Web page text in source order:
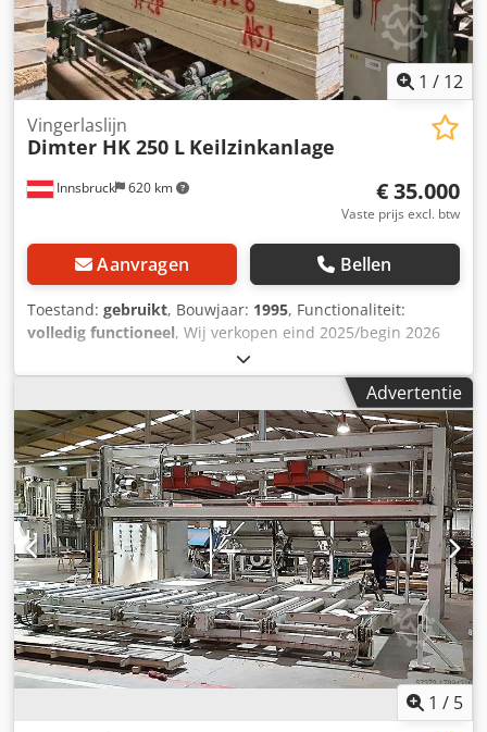
1 / 12
Innsbruck 620 km
Vingerlaslijn
Dimter HK 250 L Keilzinkanlage
€ 35.000
Vaste prijs excl. btw
Aanvragen Bellen
Toestand: gebruikt, Bouwjaar: 1995, Functionaliteit:
volledig functioneel, Wij verkopen eind 2025/begin 2026
onze vingerlaslijn, vanaf de vacuümontstapeling
(afbeelding 1) tot en met de vingerlaspers inclusief
kortzaag (afbeelding 11), met uitzondering van de
defectafkapzaag die niet wordt verkocht. Pakket-
vingerlaslijn HK 250 L, bouwjaar 1995 (zie afbeelding 7),
waarbij in 2013 de besturing en de vingerlaspers zijn
vervangen. Codpfx Apsw Uf Tke Isrf De lijm wordt middels
het ondermengenproces met lijmwalsen aangebracht
(afbeelding 6). De volledige besturing van de installatie en
de pers zijn vernieuwd door Somako. Tot eind 2025 blijft
de lijn in bedrijf en kan deze dus tijdens productie worden
bezichtigd. De prijs is afhankelijk van de aanschaf van de
complete lijn of losse onderdelen. Enkele componenten
kunnen ook los als reserveonderdelen verkocht worden.
Advertentie
1 / 5